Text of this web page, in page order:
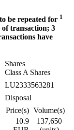
be repeated for 1
of transaction; 3
have
Shares
Class A Shares
LU2333563281
Disposal
Price(s) Volume(s)
10.9
137,650